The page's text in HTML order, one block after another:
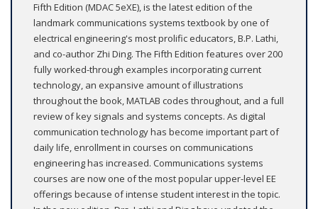
Fifth Edition (MDAC 5eXE), is the latest edition of the
landmark communications systems textbook by one of
electrical engineering's most prolific educators, B.P. Lathi,
and co-author Zhi Ding. The Fifth Edition features over 200
fully worked-through examples incorporating current
technology, an expansive amount of illustrations
throughout the book, MATLAB codes throughout, and a full
review of key signals and systems concepts. As digital
communication technology has become important part of
daily life, enrollment in courses on communications
engineering has increased. Communications systems
courses are now one of the most popular upper-level EE
offerings because of intense student interest in the topic.